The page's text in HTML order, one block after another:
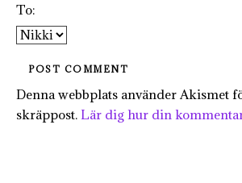
To:
Denna webbplats använder Akismet
skräppost. Lär dig hur din